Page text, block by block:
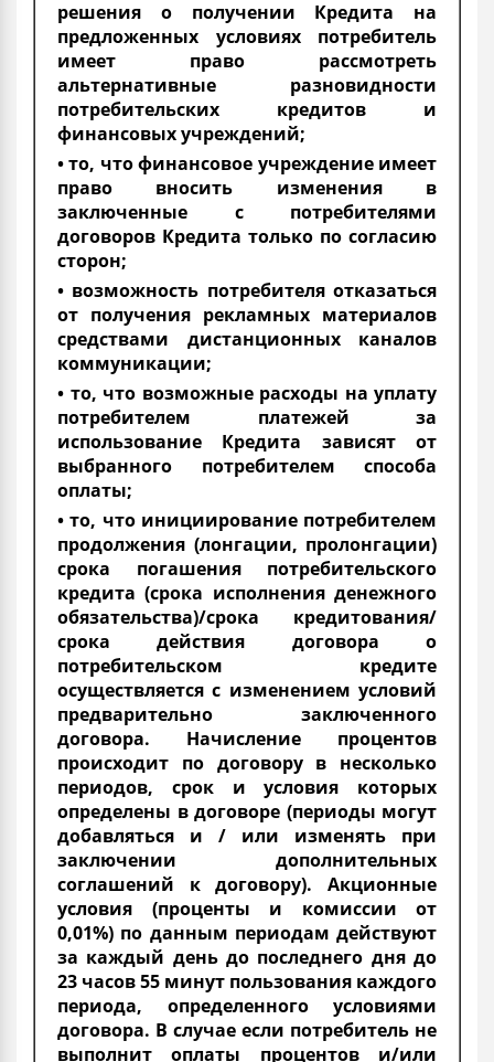
решения о получении Кредита на
предложенных условиях потребитель
имеет право рассмотреть
альтернативные разновидности
потребительских кредитов и
финансовых учреждений;
• то, что финансовое учреждение имеет
право вносить изменения в
заключенные с потребителями
договоров Кредита только по согласию
сторон;
• возможность потребителя отказаться
от получения рекламных материалов
средствами дистанционных каналов
коммуникации;
• то, что возможные расходы на уплату
потребителем платежей за
использование Кредита зависят от
выбранного потребителем способа
оплаты;
• то, что инициирование потребителем
продолжения (лонгации, пролонгации)
срока погашения потребительского
кредита (срока исполнения денежного
обязательства)/срока кредитования/
срока действия договора о
потребительском кредите
осуществляется с изменением условий
предварительно заключенного
договора. Начисление процентов
происходит по договору в несколько
периодов, срок и условия которых
определены в договоре (периоды могут
добавляться и / или изменять при
заключении дополнительных
соглашений к договору). Акционные
условия (проценты и комиссии от
0,01%) по данным периодам действуют
за каждый день до последнего дня до
23 часов 55 минут пользования каждого
периода, определенного условиями
договора. В случае если потребитель не
выполнит оплаты процентов и/или